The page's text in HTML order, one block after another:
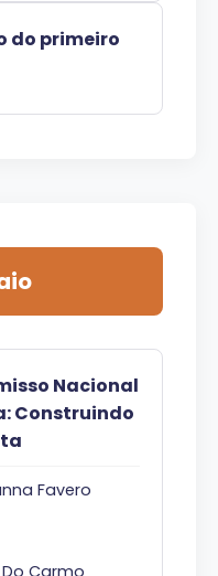
do primeiro
Nacional
Construindo
Favero
Carmo